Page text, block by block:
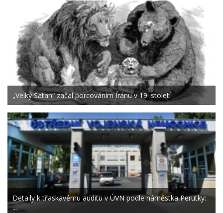
„Velký Satan“ začal porcováním Íránu v 19. století
Detaily k třaskavému auditu v ÚVN podle náměstka Perutky:
...